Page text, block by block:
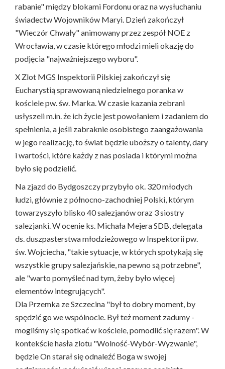
rabanie" między blokami Fordonu oraz na wysłuchaniu
świadectw Wojowników Maryi. Dzień zakończył
"Wieczór Chwały" animowany przez zespół NOE z
Wrocławia, w czasie którego młodzi mieli okazję do
podjęcia "najważniejszego wyboru".
X Zlot MGS Inspektorii Pilskiej zakończył się
Eucharystią sprawowaną niedzielnego poranka w
kościele pw. św. Marka. W czasie kazania zebrani
usłyszeli m.in. że ich życie jest powołaniem i zadaniem do
spełnienia, a jeśli zabraknie osobistego zaangażowania
w jego realizację, to świat będzie uboższy o talenty, dary
i wartości, które każdy z nas posiada i którymi można
było się podzielić.
Na zjazd do Bydgoszczy przybyło ok. 320 młodych
ludzi, głównie z północno-zachodniej Polski, którym
towarzyszyło blisko 40 salezjanów oraz 3 siostry
salezjanki. W ocenie ks. Michała Mejera SDB, delegata
ds. duszpasterstwa młodzieżowego w Inspektorii pw.
św. Wojciecha, "takie sytuacje, w których spotykają się
wszystkie grupy salezjańskie, na pewno są potrzebne",
ale "warto pomyśleć nad tym, żeby było więcej
elementów integrujących".
Dla Przemka ze Szczecina "był to dobry moment, by
spędzić go we wspólnocie. Był też moment zadumy -
mogliśmy się spotkać w kościele, pomodlić się razem". W
kontekście hasła zlotu "Wolność-Wybór-Wyzwanie",
będzie On starał się odnaleźć Boga w swojej